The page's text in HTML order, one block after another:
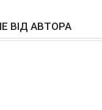
ВІД АВТОРА